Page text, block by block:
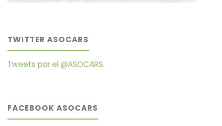
TWITTER ASOCARS
Tweets por el @ASOCARS.
FACEBOOK ASOCARS